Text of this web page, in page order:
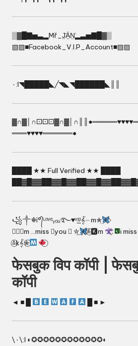
▒▓█▇▅▃▂Mř_J̤̈Ä̤N̤̈▂▃▅▇█▓▒
▧▨■Facebook_V.I.P_Account■▨▨
٠:I◥█████◣╱◥◣◥██████◣║║
═══♥♥♥♥══════●
████ ★★ Full Verified ★★ ████
꧁༒☬Ꭵ°᭄ᶫᵒᵛᵉᵧₒᵤ࿐♥ᵛ͢ᵎᵖ𝄟⏤ m✮͢
≛⃝🅺m …miss 𝄟you ⏤ ✮͢
⃟≛⃝🅺m i
≛⃝k𝄟✮⃝
फेसबुक विप कॉपी |
कॉपी
◄ ■ █ █ ■ ►
\٠\:l ◐✪✪✪✪✪✪✪✪✪✪✪✪◐